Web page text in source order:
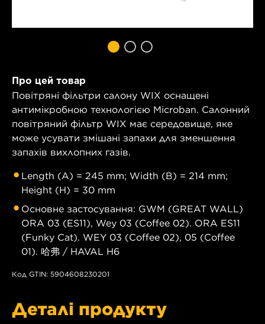
Про цей товар
Повітряні фільтри салону WIX оснащені
антимікробною технологією Microban. Салонний
повітряний фільтр WIX має середовище, яке
може усувати змішані запахи для зменшення
запахів вихлопних газів.
Length (A) = 245 mm; Width (B) = 214 mm;
Height (H) = 30 mm
Основне застосування: GWM (GREAT WALL)
ORA 03 (ES11), Wey 03 (Coffee 02). ORA ES11
(Funky Cat). WEY 03 (Coffee 02), 05 (Coffee
01). 哈弗 / HAVAL H6
Код GTIN: 5904608230201
Деталі продукту